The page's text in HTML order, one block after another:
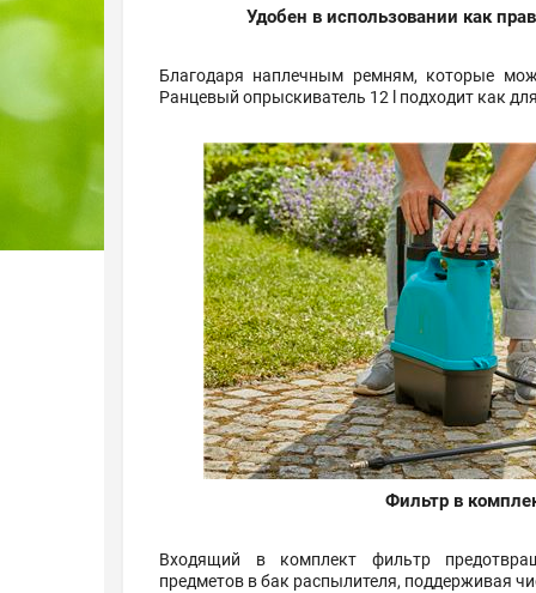
Удобен в использовании как
Благодаря наплечным ремням, которые
Ранцевый опрыскиватель 12 l подходит как
Фильтр в
Входящий в комплект фильтр
предметов в бак распылителя, поддерживая